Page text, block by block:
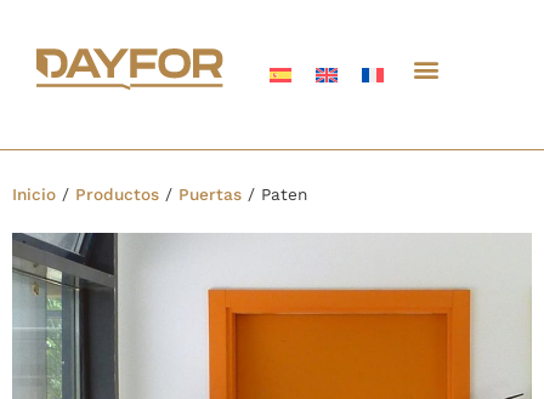
Inicio / Productos / Puertas / Paten